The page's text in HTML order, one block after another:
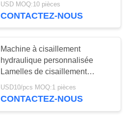
USD MOQ:10 pièces
CONTACTEZ-NOUS
Machine à cisaillement
hydraulique personnalisée
Lamelles de cisaillement
Lamelles d'acier inoxydable
Coupe de couteau Machine à
USD10/pcs MOQ:1 pièces
CONTACTEZ-NOUS